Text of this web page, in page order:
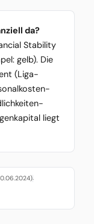
da?
Stability
gelb). Die
(Liga-
liegt
·